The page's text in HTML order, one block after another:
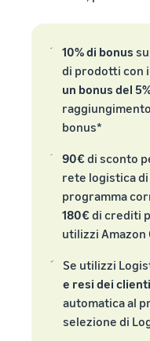
10% di bonus
di prodotti con
un bonus del
bonus*
90€ di sconto
rete logistica
programma
180€ di crediti
utilizzi Amazon
Se utilizzi
e resi dei
automatica al
selezione di